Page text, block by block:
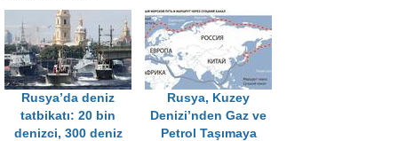
Rusya’da deniz
tatbikatı: 20 bin
denizci, 300 deniz
Rusya, Kuzey
Denizi’nden Gaz ve
Petrol Taşımaya